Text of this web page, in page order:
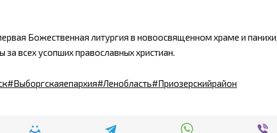
Божественная литургия в новоосвященном храме и
всех усопших православных христиан.
#Выборгскаяепархия#Ленобласть#Приозерскийрайон